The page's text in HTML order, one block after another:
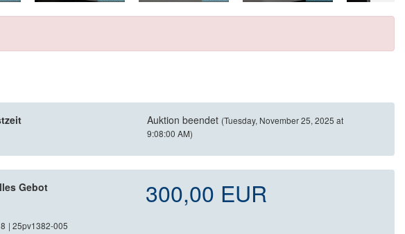
Auktion beendet (Tuesday, November 25, 2025 at
9:08:00 AM)
Gebot 300,00 EUR
| 25pv1382-005